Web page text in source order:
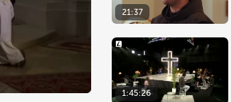
21:37
1:45:26